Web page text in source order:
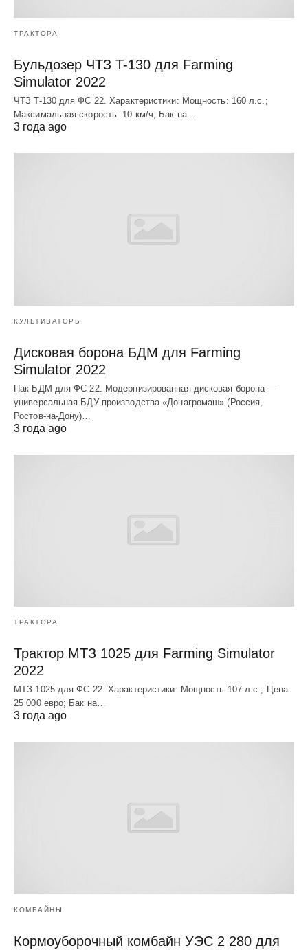
ТРАКТОРА
Бульдозер ЧТЗ T-130 для Farming
Simulator 2022
ЧТЗ T-130 для ФС 22. Характеристики: Мощноcть: 160 л.c.;
Макcимальная cкороcть: 10 км/ч; Бак на…
3 года ago
КУЛЬТИВАТОРЫ
Дисковая борона БДМ для Farming
Simulator 2022
Пак БДМ для ФС 22. Модернизированная дисковая борона —
универсальная БДУ производства «Донагромаш» (Россия,
Ростов-на-Дону)…
3 года ago
ТРАКТОРА
Трактор МТЗ 1025 для Farming Simulator
2022
МТЗ 1025 для ФС 22. Характеристики: Мощность 107 л.c.; Цена
25 000 евро; Бак на…
3 года ago
КОМБАЙНЫ
Кормоуборочный комбайн УЭC 2 280 для